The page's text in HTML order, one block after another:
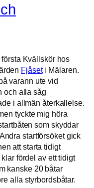
Kvällskör hos
Fjåseti Mälaren.
varann ute vid
och alla såg
i allmän återkallelse.
tyckte mig höra
som skyddar
startförsöket gick
att starta tidigt
fördel av ett tidigt
kanske 20 båtar
alla styrbordsbåtar.